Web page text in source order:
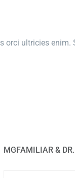
orci ultricies enim.
MGFAMILIAR &